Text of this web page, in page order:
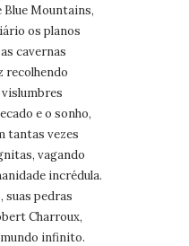
Blue Mountains,
os planos
cavernas
recolhendo
e o sonho,
tantas vezes
vagando
incrédula.
suas pedras
Charroux,
infinito.